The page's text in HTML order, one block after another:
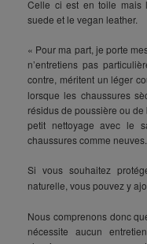
Celle ci est en toile mais
suede et le vegan leather.
« Pour ma part, je porte
n’entretiens pas
contre, méritent un léger
lorsque les chaussures
résidus de poussière ou
petit nettoyage avec le
chaussures comme neuves.
Si vous souhaitez
naturelle, vous pouvez y
Nous comprenons donc
nécessite aucun